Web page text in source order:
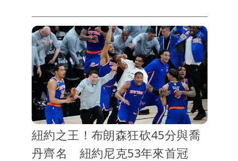
紐約之王！布朗森狂砍45分與喬
丹齊名 紐約尼克53年來首冠